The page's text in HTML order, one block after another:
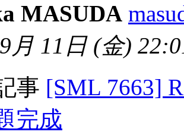
MASUDA
月 11日 (金)
事 [SML 7663]
完成